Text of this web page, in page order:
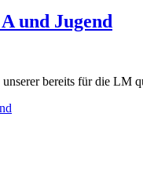
und Jugend
bereits für die LM